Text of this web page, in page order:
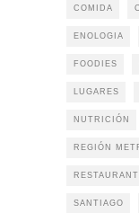
COMIDA
ENOLOGIA
FOODIES
LUGARES
NUTRICIÓN
REGIÓN
SANTIAGO